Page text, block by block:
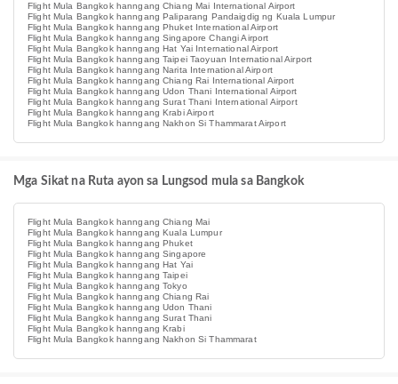
Flight Mula Bangkok hanngang Chiang Mai International Airport
Flight Mula Bangkok hanngang Paliparang Pandaigdig ng Kuala Lumpur
Flight Mula Bangkok hanngang Phuket International Airport
Flight Mula Bangkok hanngang Singapore Changi Airport
Flight Mula Bangkok hanngang Hat Yai International Airport
Flight Mula Bangkok hanngang Taipei Taoyuan International Airport
Flight Mula Bangkok hanngang Narita International Airport
Flight Mula Bangkok hanngang Chiang Rai International Airport
Flight Mula Bangkok hanngang Udon Thani International Airport
Flight Mula Bangkok hanngang Surat Thani International Airport
Flight Mula Bangkok hanngang Krabi Airport
Flight Mula Bangkok hanngang Nakhon Si Thammarat Airport
Mga Sikat na Ruta ayon sa Lungsod mula sa Bangkok
Flight Mula Bangkok hanngang Chiang Mai
Flight Mula Bangkok hanngang Kuala Lumpur
Flight Mula Bangkok hanngang Phuket
Flight Mula Bangkok hanngang Singapore
Flight Mula Bangkok hanngang Hat Yai
Flight Mula Bangkok hanngang Taipei
Flight Mula Bangkok hanngang Tokyo
Flight Mula Bangkok hanngang Chiang Rai
Flight Mula Bangkok hanngang Udon Thani
Flight Mula Bangkok hanngang Surat Thani
Flight Mula Bangkok hanngang Krabi
Flight Mula Bangkok hanngang Nakhon Si Thammarat